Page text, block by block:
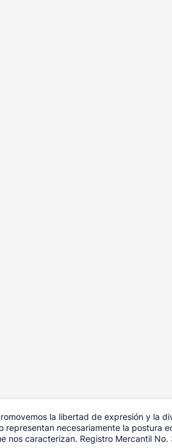
la libertad de expresión y la
representan necesariamente la postura
nos caracterizan. Registro Mercantil